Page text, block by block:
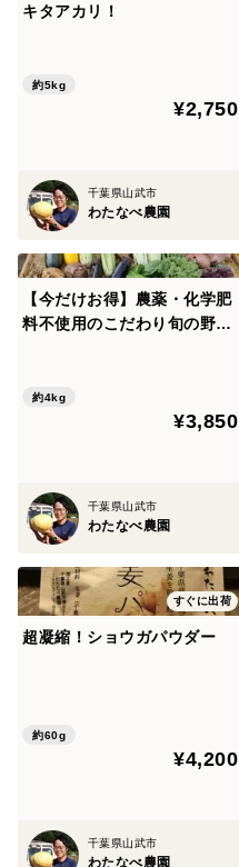
キタアカリ！
約5kg
¥2,750
千葉県山武市
わたなべ農園
【今だけお得】農薬・化学肥
料不使用のこだわり旬の野菜
約4kg
¥3,850
千葉県山武市
わたなべ農園
すぐに出荷
超凝縮！ショウガパウダー
約60g
¥4,200
千葉県山武市
わたなべ農園